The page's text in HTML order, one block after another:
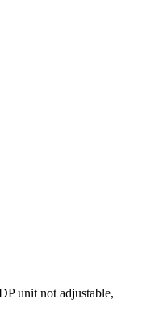
ム
ンター
処理工程の業務改善
科手術）
コンテナーシステム
ついて
ト カテ
ト セット
クラップ株式会社の
クラップ株式会社の
いうこと）
unit not adjustable,